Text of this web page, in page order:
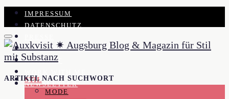
IMPRESSUM
DATENSCHUTZ
KOOPERATION
KONTAKT
NEWSLETTER
STIL
MODE
ARTIKEL NACH SUCHWORT